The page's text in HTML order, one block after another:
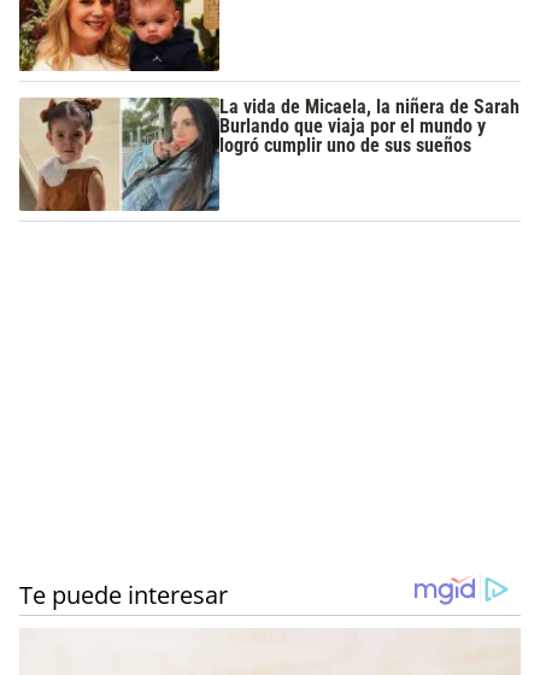
La vida de Micaela, la niñera de Sarah
Burlando que viaja por el mundo y
logró cumplir uno de sus sueños